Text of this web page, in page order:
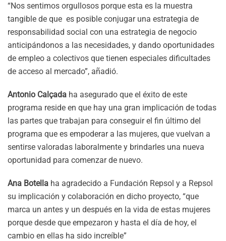
“Nos sentimos orgullosos porque esta es la muestra
tangible de que es posible conjugar una estrategia de
responsabilidad social con una estrategia de negocio
anticipándonos a las necesidades, y dando oportunidades
de empleo a colectivos que tienen especiales dificultades
de acceso al mercado”, añadió.
Antonio Calçada ha asegurado que el éxito de este
programa reside en que hay una gran implicación de todas
las partes que trabajan para conseguir el fin último del
programa que es empoderar a las mujeres, que vuelvan a
sentirse valoradas laboralmente y brindarles una nueva
oportunidad para comenzar de nuevo.
Ana Botella ha agradecido a Fundación Repsol y a Repsol
su implicación y colaboración en dicho proyecto, “que
marca un antes y un después en la vida de estas mujeres
porque desde que empezaron y hasta el día de hoy, el
cambio en ellas ha sido increíble”